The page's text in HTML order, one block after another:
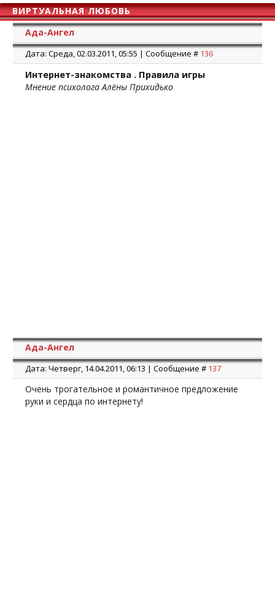
ВИРТУАЛЬНАЯ ЛЮБОВЬ
Ада-Ангел
Дата: Среда, 02.03.2011, 05:55 | Сообщение # 136
Интернет-знакомства . Правила игры
Мнение психолога Алёны Прихидько
Ада-Ангел
Дата: Четверг, 14.04.2011, 06:13 | Сообщение # 137
Очень трогательное и романтичное предложение
руки и сердца по интернету!